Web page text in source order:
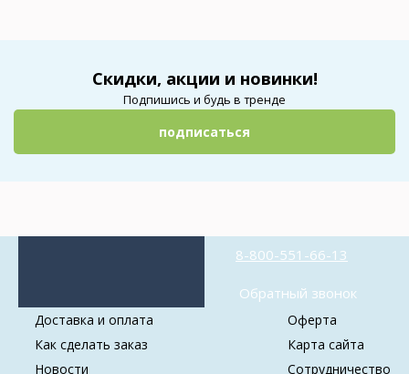
Скидки, акции и новинки!
Подпишись и будь в тренде
подписаться
8-800-551-66-13
Обратный звонок
Доставка и оплата
Как сделать заказ
Новости
Оферта
Карта сайта
Сотрудничество